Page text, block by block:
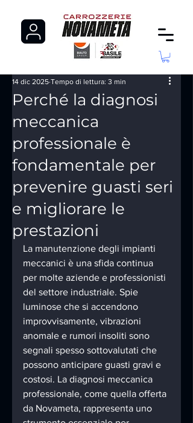
Perché la diagnosi
meccanica
professionale è
fondamentale per
prevenire guasti seri
e migliorare le
prestazioni
14 dic 2025 Tempo di lettura: 3 min
La manutenzione degli impianti
meccanici è una sfida continua
per molte aziende e professionisti
del settore industriale. Spie
luminose che si accendono
improvvisamente, vibrazioni
anomale e rumori insoliti sono
segnali spesso sottovalutati che
possono anticipare guasti gravi e
costosi. La diagnosi meccanica
professionale, come quella offerta
da Novameta, rappresenta uno